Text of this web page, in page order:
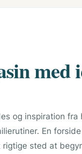
og inspiration
En
sted at